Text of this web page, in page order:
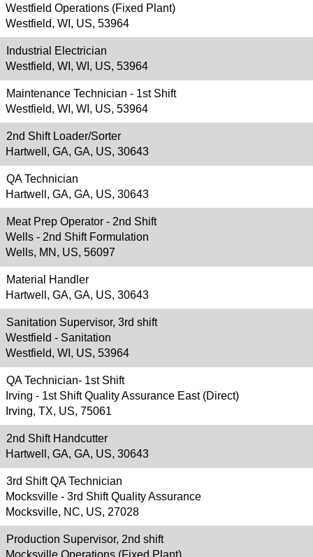
Westfield Operations (Fixed Plant)
Westfield, WI, US, 53964
Industrial Electrician
Westfield, WI, WI, US, 53964
Maintenance Technician - 1st Shift
Westfield, WI, WI, US, 53964
2nd Shift Loader/Sorter
Hartwell, GA, GA, US, 30643
QA Technician
Hartwell, GA, GA, US, 30643
Meat Prep Operator - 2nd Shift
Wells - 2nd Shift Formulation
Wells, MN, US, 56097
Material Handler
Hartwell, GA, GA, US, 30643
Sanitation Supervisor, 3rd shift
Westfield - Sanitation
Westfield, WI, US, 53964
QA Technician- 1st Shift
Irving - 1st Shift Quality Assurance East (Direct)
Irving, TX, US, 75061
2nd Shift Handcutter
Hartwell, GA, GA, US, 30643
3rd Shift QA Technician
Mocksville - 3rd Shift Quality Assurance
Mocksville, NC, US, 27028
Production Supervisor, 2nd shift
Mocksville Operations (Fixed Plant)